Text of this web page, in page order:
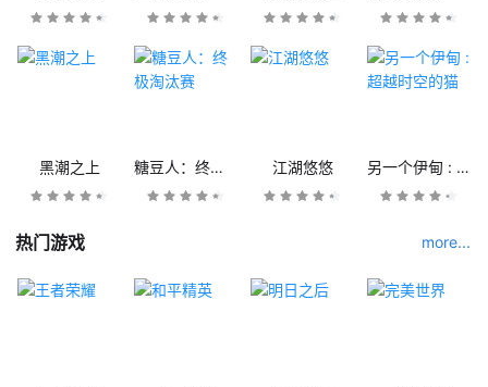
黑潮之上 糖豆人：终极淘汰赛 江湖悠悠 另一个伊甸 : 超越时空的猫
热门游戏 more...